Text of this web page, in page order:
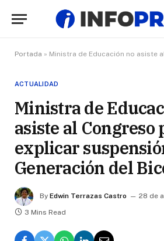
Portada » Ministra de Educación no asiste al Congreso para explicar
ACTUALIDAD
Ministra de
asiste al Congreso
explicar
Generación del
By Edwin Terrazas Castro
28 de
3 Mins Read